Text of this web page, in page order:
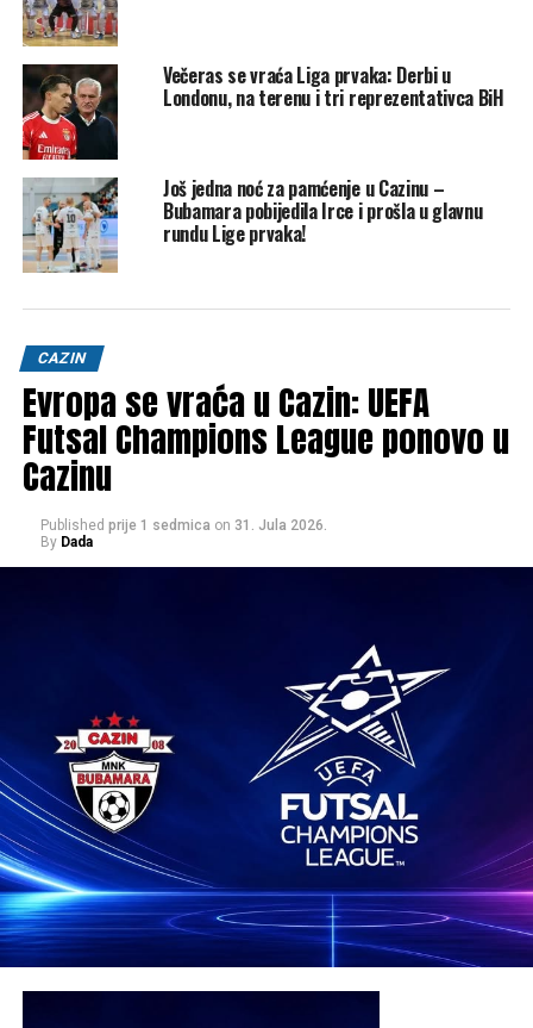
Inter je u produžecima izborio pobjedu i finale Lige prvaka,
a iz Barcelone tvrde da je to bilo nezasluženo i to najviše
zbog ovog nekažnjenog starta.Podsjetimo, italijanska
ekipa je prvi finalista Lige prvaka nakon što je u sinoćnjem
spektakularnom revanšu polufinala na svom terenu poslije
produžetaka pobijedila Barcelonu 4:3 te se tako s ukupnih
7:6 plasirala u meč za naslov prvaka.
KLix
Share Post
Share
Omladinski košarkaški klub Spalding Cazin, postiže
DON'T MISS
Džanan zaprosio djevojku Aminu Smajić: “Uskoro
gospođa Musa”
Večeras se vraća Liga prvaka: Derbi u
Londonu, na terenu i tri reprezentativca BiH
Još jedna noć za pamćenje u Cazinu –
Bubamara pobijedila Irce i prošla u glavnu
rundu Lige prvaka!
CAZIN
Evropa se vraća u Cazin: UEFA
Futsal Champions League ponovo u
Cazinu
Published prije 1 sedmica on 31. Jula 2026.
By Dada